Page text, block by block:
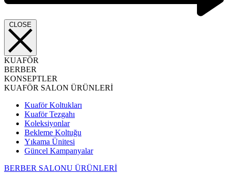
CLOSE
KUAFÖR
BERBER
KONSEPTLER
KUAFÖR SALON ÜRÜNLERİ
Kuaför Koltukları
Kuaför Tezgahı
Koleksiyonlar
Bekleme Koltuğu
Yıkama Ünitesi
Güncel Kampanyalar
BERBER SALONU ÜRÜNLERİ